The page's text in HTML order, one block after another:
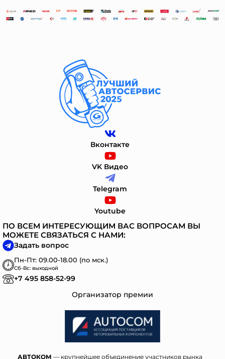
Вконтакте
VK Видео
Telegram
Youtube
ПО ВСЕМ ИНТЕРЕСУЮЩИМ ВАС ВОПРОСАМ ВЫ
МОЖЕТЕ СВЯЗАТЬСЯ С НАМИ:
Задать вопрос
Пн-Пт: 09.00-18.00 (по мск.)
Сб-Вс: выходной
+7 495 858-52-99
Организатор премии
АВТОКОМ — крупнейшее объединение участников рынка